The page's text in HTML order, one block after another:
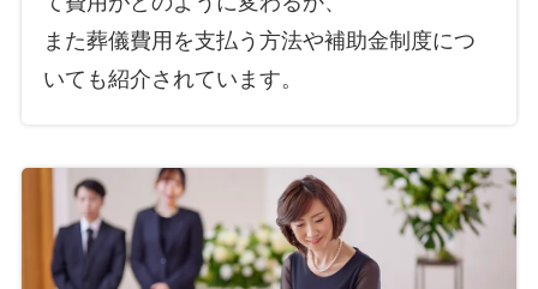
また葬儀費用を支払う方法や補助金制度につ
いても紹介されています。